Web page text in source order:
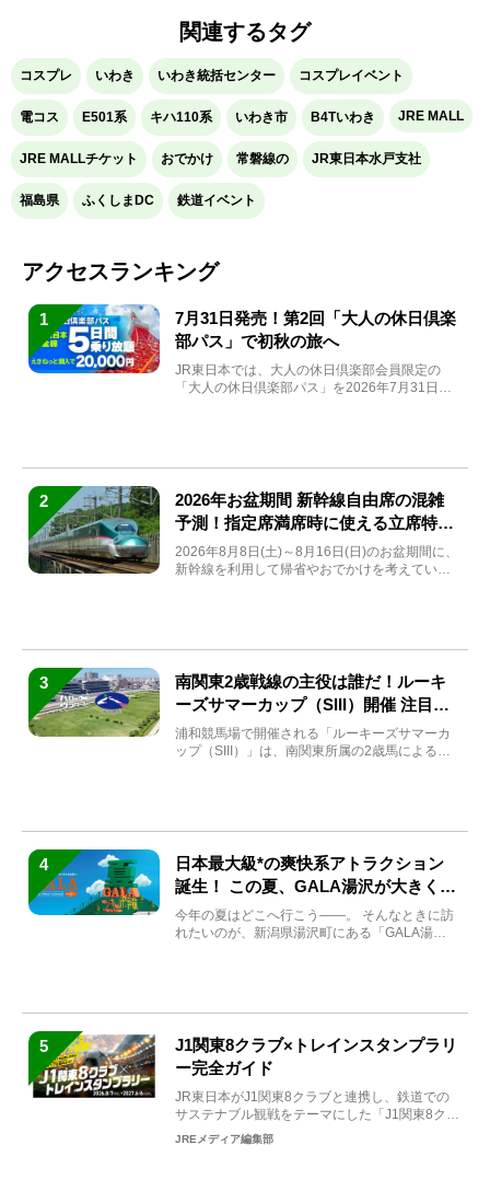
関連するタグ
コスプレ いわき いわき統括センター コスプレイベント
電コス E501系 キハ110系 いわき市 B4Tいわき JRE MALL
JRE MALLチケット おでかけ 常磐線の JR東日本水戸支社
福島県 ふくしまDC 鉄道イベント
アクセスランキング
1
7月31日発売！第2回「大人の休日倶楽
部パス」で初秋の旅へ
JR東日本では、大人の休日倶楽部会員限定の
「大人の休日倶楽部パス」を2026年7月31日
2
2026年お盆期間 新幹線自由席の混雑
予測！指定席満席時に使える立席特急
券も解説
2026年8月8日(土)～8月16日(日)のお盆期間に、
新幹線を利用して帰省やおでかけを考えている
3
南関東2歳戦線の主役は誰だ！ルーキ
ーズサマーカップ（SIII）開催 注目馬
と見どころをチェック
浦和競馬場で開催される「ルーキーズサマーカ
ップ（SIII）」は、南関東所属の2歳馬による注
4
日本最大級*の爽快系アトラクション
誕生！ この夏、GALA湯沢が大きく生
まれ変わる
今年の夏はどこへ行こう――。 そんなときに訪
れたいのが、新潟県湯沢町にある「GALA湯
5
J1関東8クラブ×トレインスタンプラリ
ー完全ガイド
JR東日本がJ1関東8クラブと連携し、鉄道での
サステナブル観戦をテーマにした「J1関東8クラ
ブ×トレイン...
JREメディア編集部